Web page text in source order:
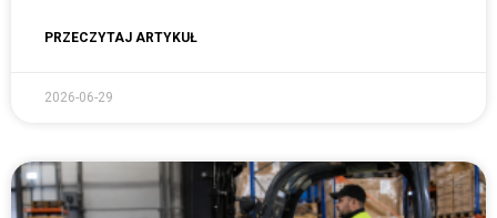
PRZECZYTAJ ARTYKUŁ
2026-06-29